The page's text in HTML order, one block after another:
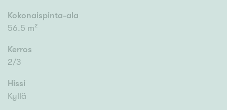
Kokonaispinta-ala
56.5 m²
Kerros
2/3
Hissi
Kyllä